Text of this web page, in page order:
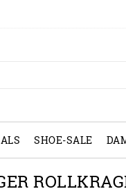
SHOE-SALE